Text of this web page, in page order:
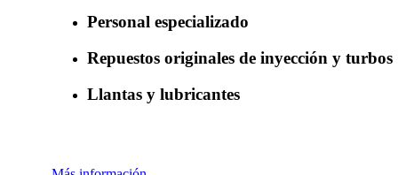
Personal especializado
Repuestos originales de inyección y turbos
Llantas y lubricantes